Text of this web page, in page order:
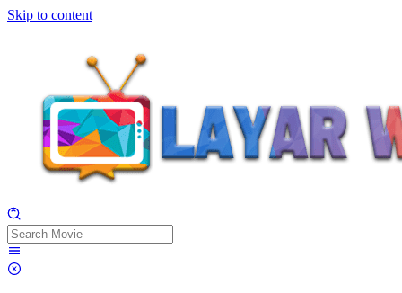
Skip to content